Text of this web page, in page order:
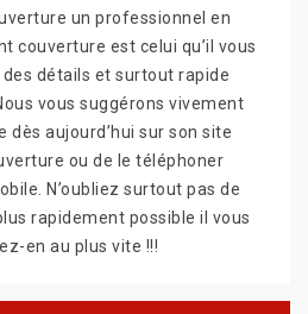
un professionnel en
couverture est celui qu’il vous
détails et surtout rapide
vous suggérons vivement
dès aujourd’hui sur son site
ou de le téléphoner
N’oubliez surtout pas de
rapidement possible il vous
en au plus vite !!!